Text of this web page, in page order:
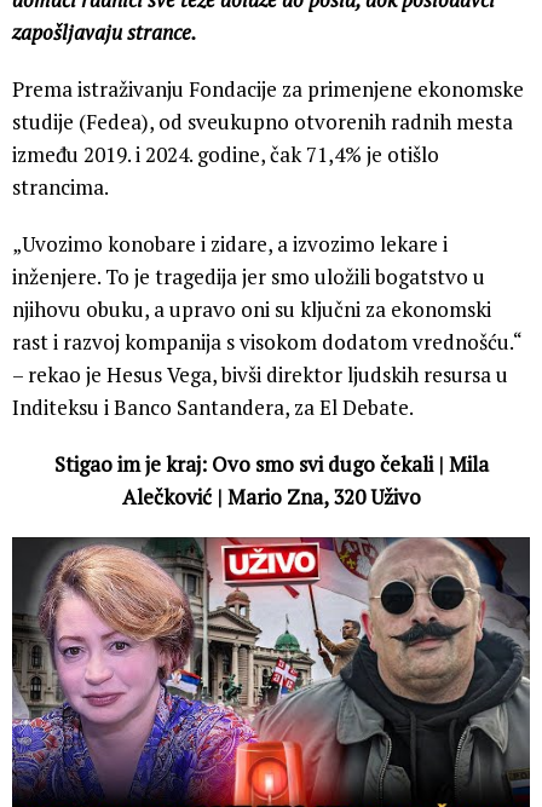
zapošljavaju strance.
Prema istraživanju Fondacije za primenjene ekonomske
studije (Fedea), od sveukupno otvorenih radnih mesta
između 2019. i 2024. godine, čak 71,4% je otišlo
strancima.
„Uvozimo konobare i zidare, a izvozimo lekare i
inženjere. To je tragedija jer smo uložili bogatstvo u
njihovu obuku, a upravo oni su ključni za ekonomski
rast i razvoj kompanija s visokom dodatom vrednošću.“
– rekao je Hesus Vega, bivši direktor ljudskih resursa u
Inditeksu i Banco Santandera, za El Debate.
Stigao im je kraj: Ovo smo svi dugo čekali | Mila
Alečković | Mario Zna, 320 Uživo